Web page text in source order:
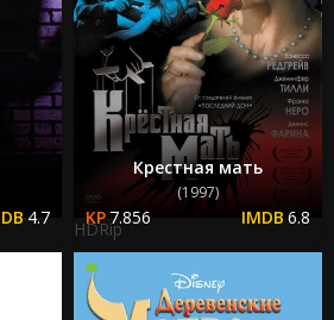
4.7
Крестная мать
(1997)
7.856 6.8
HDRip